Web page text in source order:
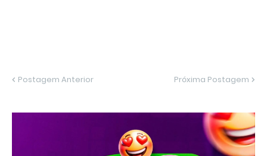
Postagem Anterior Próxima Postagem